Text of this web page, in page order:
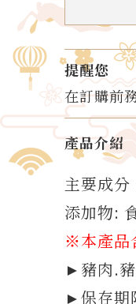
提醒您
在訂購前
產品介紹
主要成
添加物:
※本產品
►豬肉.
►保存期